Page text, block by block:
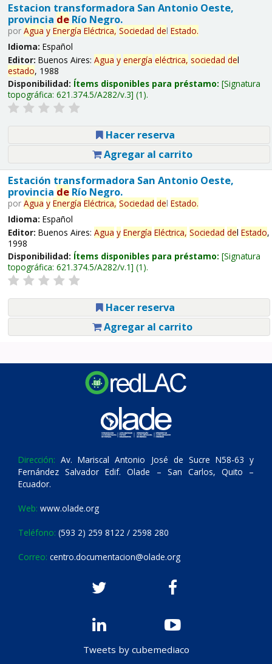
Estacion transformadora San Antonio Oeste,
provincia deRío Negro.
por Agua y Energía Eléctrica, Sociedad del Estado.
Idioma: Español
Editor: Buenos Aires: Agua y energía eléctrica, sociedad del
estado, 1988
Disponibilidad: Ítems disponibles para préstamo: Signatura
topográfica: 621.374.5/A282/v.3 (1).
Hacer reserva
Agregar al carrito
Estación transformadora San Antonio Oeste,
provincia deRío Negro.
por Agua y Energía Eléctrica, Sociedad del Estado.
Idioma: Español
Editor: Buenos Aires: Agua y Energía Eléctrica, Sociedad del Estado,
1998
Disponibilidad: Ítems disponibles para préstamo: Signatura
topográfica: 621.374.5/A282/v.1 (1).
Hacer reserva
Agregar al carrito
Dirección: Av. Mariscal Antonio José de Sucre N58-63 y
Fernández Salvador Edif. Olade – San Carlos, Quito –
Ecuador.
Web: www.olade.org
Teléfono: (593 2) 259 8122 / 2598 280
Correo: centro.documentacion@olade.org
Tweets by cubemediaco